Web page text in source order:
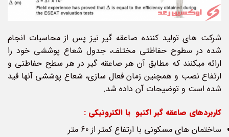
شرکت های تولید کننده صاعقه گیر نیز پس از محاسبات انجام
شده در سطوح حفاظتی مختلف، جدول شعاع پوششی خود را
ارائه می­کنند که مطابق آن هر صاعقه گیر در هر سطح حفاطتی و
ارتفاع نصب و همچنین زمان فعال سازی، شعاع پوششی آن­ها قید
شده است و توضیحات آن داده شد.
کاربردهای صاعقه گیر اکتیو یا الکترونیکی :
ساختمان های مسکونی با ارتفاع کمتر از 60 متر